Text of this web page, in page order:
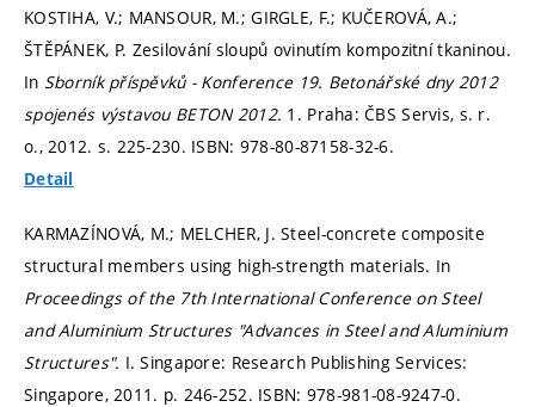
KOSTIHA, V.; MANSOUR, M.; GIRGLE, F.; KUČEROVÁ, A.;
ŠTĚPÁNEK, P. Zesilování sloupů ovinutím kompozitní tkaninou.
In Sborník příspěvků - Konference 19. Betonářské dny 2012
spojenés výstavou BETON 2012. 1. Praha: ČBS Servis, s. r.
o., 2012. s. 225-230. ISBN: 978-80-87158-32-6.
Detail
KARMAZÍNOVÁ, M.; MELCHER, J. Steel-concrete composite
structural members using high-strength materials. In
Proceedings of the 7th International Conference on Steel
and Aluminium Structures "Advances in Steel and Aluminium
Structures". I. Singapore: Research Publishing Services:
Singapore, 2011. p. 246-252. ISBN: 978-981-08-9247-0.